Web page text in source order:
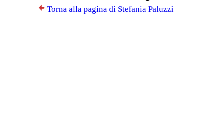
Torna alla pagina di Stefania Paluzzi